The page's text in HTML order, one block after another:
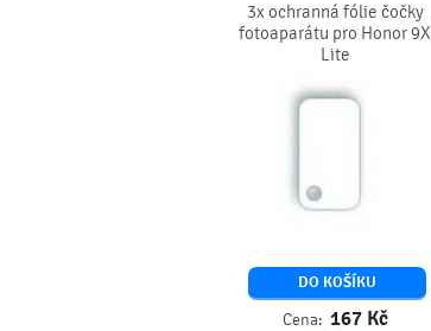
3x ochranná fólie čočky
fotoaparátu pro Honor 9X
Lite
DO KOŠÍKU
Cena: 167 Kč